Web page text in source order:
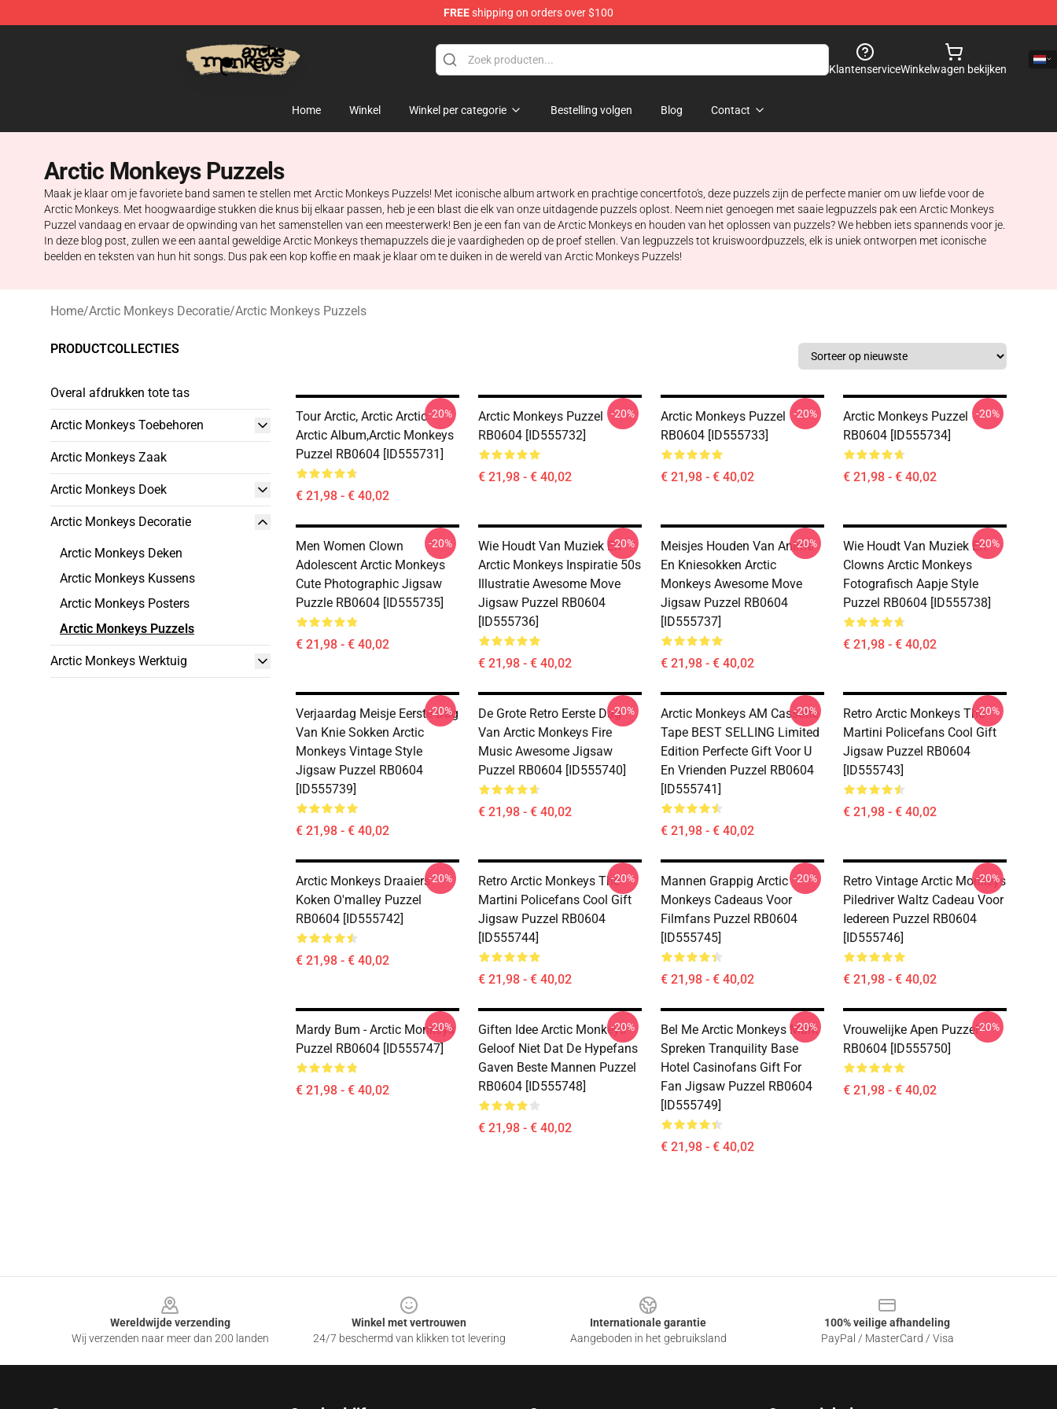
FREEshipping on orders over $100
KlantenserviceWinkelwagen bekijken
Home Winkel Winkel per categorie Bestelling volgen Blog Contact
Arctic Monkeys Puzzels
Maak je klaar om je favoriete band samen te stellen met Arctic Monkeys Puzzels! Met iconische album artwork en prachtige concertfoto's, deze puzzels zijn de perfecte manier om uw liefde voor de
Arctic Monkeys. Met hoogwaardige stukken die knus bij elkaar passen, heb je een blast die elk van onze uitdagende puzzels oplost. Neem niet genoegen met saaie legpuzzels pak een Arctic Monkeys
Puzzel vandaag en ervaar de opwinding van het samenstellen van een meesterwerk! Ben je een fan van de Arctic Monkeys en houden van het oplossen van puzzels? We hebben iets spannends voor je.
In deze blog post, zullen we een aantal geweldige Arctic Monkeys themapuzzels die je vaardigheden op de proef stellen. Van legpuzzels tot kruiswoordpuzzels, elk is uniek ontworpen met iconische
beelden en teksten van hun hit songs. Dus pak een kop koffie en maak je klaar om te duiken in de wereld van Arctic Monkeys Puzzels!
Home/Arctic Monkeys Decoratie/Arctic Monkeys Puzzels
PRODUCTCOLLECTIES
Overal afdrukken tote tas
Arctic Monkeys Toebehoren
Arctic Monkeys Zaak
Arctic Monkeys Doek
Arctic Monkeys Decoratie
Arctic Monkeys Deken
Arctic Monkeys Kussens
Arctic Monkeys Posters
Arctic Monkeys Puzzels
Arctic Monkeys Werktuig
Tour Arctic, Arctic Arctic
Arctic Album,arctic Monkeys
Puzzel RB0604 [ID555731]
€ 21,98 - € 40,02
-20%
Arctic Monkeys Puzzel
RB0604 [ID555732]
€ 21,98 - € 40,02
-20%
Arctic Monkeys Puzzel
RB0604 [ID555733]
€ 21,98 - € 40,02
-20%
Arctic Monkeys Puzzel
RB0604 [ID555734]
€ 21,98 - € 40,02
-20%
Men Women Clown
Adolescent Arctic Monkeys
Cute Photographic Jigsaw
Puzzle RB0604 [ID555735]
€ 21,98 - € 40,02
-20%
Wie Houdt Van Muziek En
Arctic Monkeys Inspiratie 50s
Illustratie Awesome Move
Jigsaw Puzzel RB0604
[ID555736]
€ 21,98 - € 40,02
-20%
Meisjes Houden Van Anime
En Kniesokken Arctic
Monkeys Awesome Move
Jigsaw Puzzel RB0604
[ID555737]
€ 21,98 - € 40,02
-20%
Wie Houdt Van Muziek En
Clowns Arctic Monkeys
Fotografisch Aapje Style
Puzzel RB0604 [ID555738]
€ 21,98 - € 40,02
-20%
Verjaardag Meisje Eerste Dag
Van Knie Sokken Arctic
Monkeys Vintage Style
Jigsaw Puzzel RB0604
[ID555739]
€ 21,98 - € 40,02
-20%
De Grote Retro Eerste Dag
Van Arctic Monkeys Fire
Music Awesome Jigsaw
Puzzel RB0604 [ID555740]
€ 21,98 - € 40,02
-20%
Arctic Monkeys AM Cassette
Tape BEST SELLING Limited
Edition Perfecte Gift Voor U
En Vrienden Puzzel RB0604
[ID555741]
€ 21,98 - € 40,02
-20%
Retro Arctic Monkeys The
Martini Policefans Cool Gift
Jigsaw Puzzel RB0604
[ID555743]
€ 21,98 - € 40,02
-20%
Arctic Monkeys Draaiers
Koken O'malley Puzzel
RB0604 [ID555742]
€ 21,98 - € 40,02
-20%
Retro Arctic Monkeys The
Martini Policefans Cool Gift
Jigsaw Puzzel RB0604
[ID555744]
€ 21,98 - € 40,02
-20%
Mannen Grappig Arctic
Monkeys Cadeaus Voor
Filmfans Puzzel RB0604
[ID555745]
€ 21,98 - € 40,02
-20%
Retro Vintage Arctic Monkeys
Piledriver Waltz Cadeau Voor
Iedereen Puzzel RB0604
[ID555746]
€ 21,98 - € 40,02
-20%
Mardy Bum - Arctic Monkeys
Puzzel RB0604 [ID555747]
€ 21,98 - € 40,02
-20%
Giften Idee Arctic Monkeys
Geloof Niet Dat De Hypefans
Gaven Beste Mannen Puzzel
RB0604 [ID555748]
€ 21,98 - € 40,02
-20%
Bel Me Arctic Monkeys Mark
Spreken Tranquility Base
Hotel Casinofans Gift For
Fan Jigsaw Puzzel RB0604
[ID555749]
€ 21,98 - € 40,02
-20%
Vrouwelijke Apen Puzzel
RB0604 [ID555750]
€ 21,98 - € 40,02
-20%
Wereldwijde verzending
Wij verzenden naar meer dan 200 landen
Winkel met vertrouwen
24/7 beschermd van klikken tot levering
Internationale garantie
Aangeboden in het gebruiksland
100% veilige afhandeling
PayPal / MasterCard / Visa